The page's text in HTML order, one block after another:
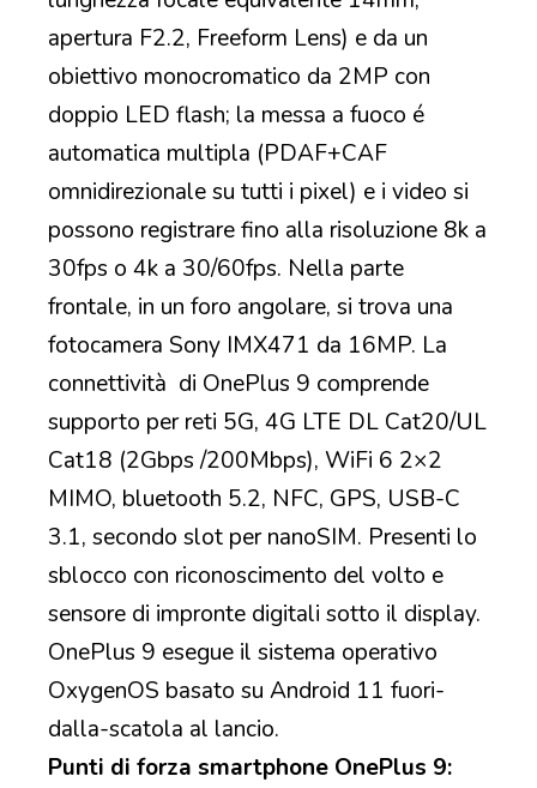
apertura F2.2, Freeform Lens) e da un
obiettivo monocromatico da 2MP con
doppio LED flash; la messa a fuoco é
automatica multipla (PDAF+CAF
omnidirezionale su tutti i pixel) e i video si
possono registrare fino alla risoluzione 8k a
30fps o 4k a 30/60fps. Nella parte
frontale, in un foro angolare, si trova una
fotocamera Sony IMX471 da 16MP. La
connettività di OnePlus 9 comprende
supporto per reti 5G, 4G LTE DL Cat20/UL
Cat18 (2Gbps /200Mbps), WiFi 6 2×2
MIMO, bluetooth 5.2, NFC, GPS, USB-C
3.1, secondo slot per nanoSIM. Presenti lo
sblocco con riconoscimento del volto e
sensore di impronte digitali sotto il display.
OnePlus 9 esegue il sistema operativo
OxygenOS basato su Android 11 fuori-
dalla-scatola al lancio.
Punti di forza smartphone OnePlus 9: